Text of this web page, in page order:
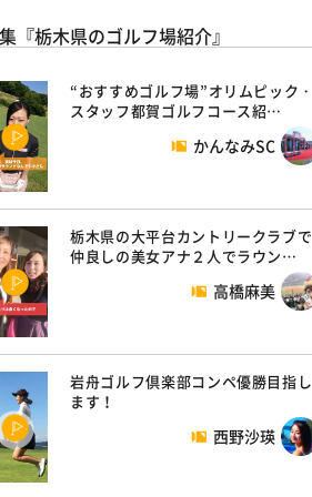
『栃木県のゴルフ場紹介』
“おすすめゴルフ場”オリムピック・
スタッフ都賀ゴルフコース紹…
かんなみSC
栃木県の大平台カントリークラブで
仲良しの美女アナ２人でラウン…
高橋麻美
岩舟ゴルフ倶楽部コンペ優勝目指し
ます！
西野沙瑛